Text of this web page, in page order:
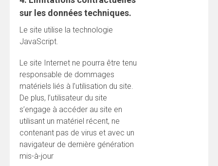
sur les données techniques.
Le site utilise la technologie
JavaScript.
Le site Internet ne pourra être tenu
responsable de dommages
matériels liés à l’utilisation du site.
De plus, l’utilisateur du site
s’engage à accéder au site en
utilisant un matériel récent, ne
contenant pas de virus et avec un
navigateur de dernière génération
mis-à-jour